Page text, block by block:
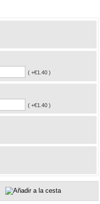
( +€1.40 )
( +€1.40 )